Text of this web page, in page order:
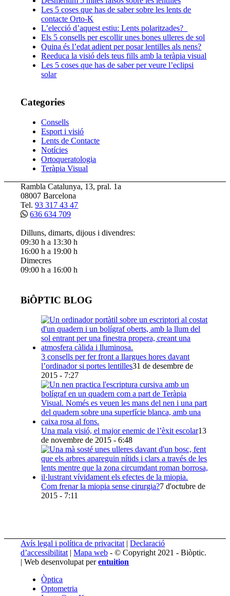
Les 5 coses que has de saber sobre les lents de
contacte Orto-K
L’elecció d’aquest estiu: Lents polaritzades?
Els 5 consells per escollir unes bones ulleres de sol
Quina és l’edat adient per posar lentilles als nens?
Reeduca la visió dels teus fills amb la teràpia visual
Les 5 coses que has de saber per veure l’eclipsi
solar
Categories
Consells
Esport i visió
Lents de Contacte
Notícies
Ortoqueratologia
Teràpia Visual
Rambla Catalunya, 13, pral. 1a
08007 Barcelona
Tel.93 317 43 47
636 634 709
Dilluns, dimarts, dijous i divendres:
09:30 h a 13:30 h
16:00 h a 19:00 h
Dimecres
09:00 h a 16:00 h
BiÔPTIC BLOG
3 consells per fer front a llargues hores davant
l’ordinador si portes lentilles31 de desembre de
2015 - 7:27
Una mala visió, el major enemic de l’èxit escolar13
de novembre de 2015 - 6:48
Com frenar la miopia sense cirurgia?7 d'octubre de
2015 - 7:11
Avís legal i política de privacitat|Declaració
d’accessibilitat|Mapa web - © Copyright 2021 - Biòptic.
| Web desenvolupat perentuition
Òptica
Optometria